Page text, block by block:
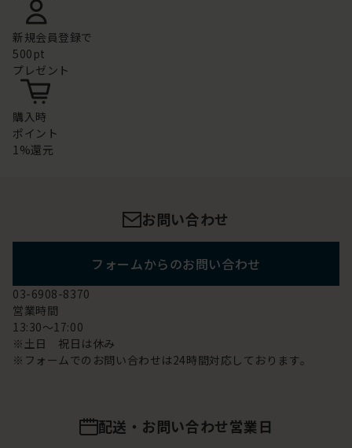
新規会員登録で
500pt
プレゼント
購入時
ポイント
1%還元
お問い合わせ
フォームからのお問い合わせ
03-6908-8370
営業時間
13:30～17:00
※土日 祝日は休み
※フォームでのお問い合わせは24時間対応しております。
配送・お問い合わせ営業日